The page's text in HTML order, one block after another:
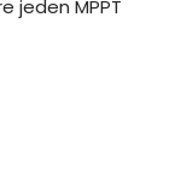
jeden MPPT